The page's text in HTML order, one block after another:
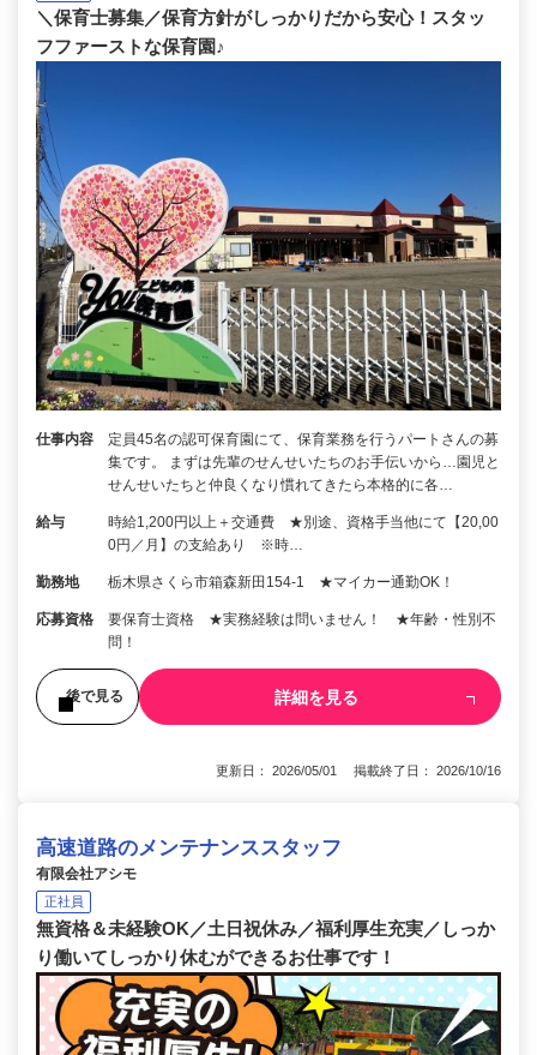
＼保育士募集／保育方針がしっかりだから安心！スタッ
フファーストな保育園♪
仕事内容
定員45名の認可保育園にて、保育業務を行うパートさんの募
集です。 まずは先輩のせんせいたちのお手伝いから…園児と
せんせいたちと仲良くなり慣れてきたら本格的に各…
給与
時給1,200円以上＋交通費 ★別途、資格手当他にて【20,00
0円／月】の支給あり ※時…
勤務地 栃木県さくら市箱森新田154‐1 ★マイカー通勤OK！
応募資格
要保育士資格 ★実務経験は問いません！ ★年齢・性別不
問！
後で見る 詳細を見る
更新日： 2026/05/01 掲載終了日： 2026/10/16
高速道路のメンテナンススタッフ
有限会社アシモ
正社員
無資格＆未経験OK／土日祝休み／福利厚生充実／しっか
り働いてしっかり休むができるお仕事です！